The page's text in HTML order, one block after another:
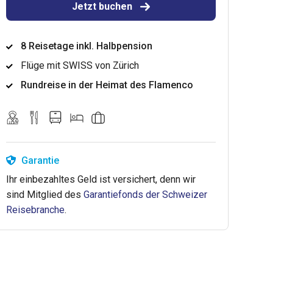
Jetzt buchen
8 Reisetage inkl. Halbpension
Flüge mit SWISS von Zürich
Rundreise in der Heimat des Flamenco
Garantie
Ihr einbezahltes Geld ist versichert, denn wir
sind Mitglied des Garantiefonds der Schweizer
Reisebranche.